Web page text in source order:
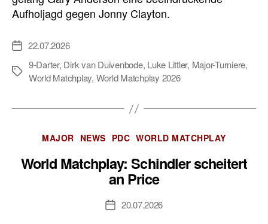
Aufholjagd gegen Jonny Clayton.
Veröffentlichungsdatum
22.07.2026
Schlagwörter
9-Darter, Dirk van Duivenbode, Luke Littler, Major-Turniere,
World Matchplay, World Matchplay 2026
Kategorien
MAJOR NEWS PDC WORLD MATCHPLAY
World Matchplay: Schindler scheitert
an Price
Veröffentlichungsdatum
20.07.2026